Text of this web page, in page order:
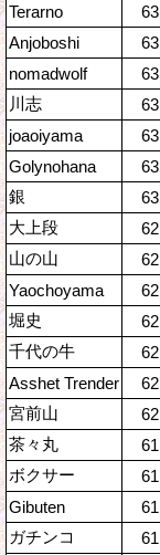
Terarno
63
Anjoboshi
63
nomadwolf
63
川志
63
joaoiyama
63
Golynohana
63
銀
63
大上段
62
山の山
62
Yaochoyama
62
堀史
62
千代の牛
62
Asshet Trender
62
宮前山
62
茶々丸
61
ボクサー
61
Gibuten
61
ガチンコ
61